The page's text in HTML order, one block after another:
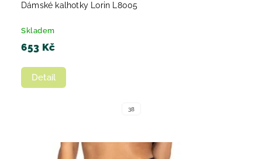
Dámské kalhotky Lorin L8005
Skladem
653 Kč
Detail
38